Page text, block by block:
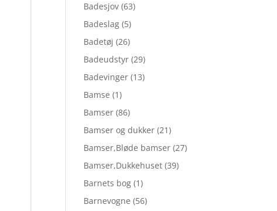
Badesjov (63)
Badeslag (5)
Badetøj (26)
Badeudstyr (29)
Badevinger (13)
Bamse (1)
Bamser (86)
Bamser og dukker (21)
Bamser,Bløde bamser (27)
Bamser,Dukkehuset (39)
Barnets bog (1)
Barnevogne (56)